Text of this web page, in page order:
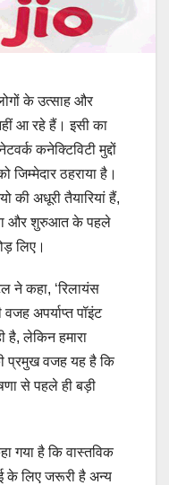
के उत्‍साह और
आ रहे हैं। इसी का
कनेक्टिविटी मुद्दों
जिम्मेदार ठहराया है।
की अधूरी तैयारियां हैं,
और शुरुआत के पहले
लिए।
ने कहा, ‘रिलायंस
अपर्याप्त पॉइंट
लेकिन हमारा
प्रमुख वजह यह है कि
से पहले ही बड़ी
गया है कि वास्तविक
के लिए जरूरी है अन्य